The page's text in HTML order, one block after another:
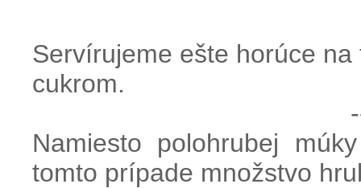
Servírujeme ešte horúce
cukrom.
Namiesto polohrubej
tomto prípade množstvo